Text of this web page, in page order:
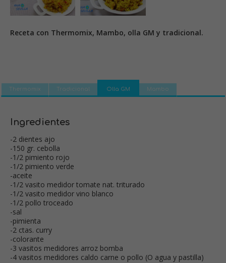
Receta con Thermomix, Mambo, olla GM y tradicional.
Thermomix Tradicional Olla GM Mambo
Ingredientes
-2 dientes ajo
-150 gr. cebolla
-1/2 pimiento rojo
-1/2 pimiento verde
-aceite
-1/2 vasito medidor tomate nat. triturado
-1/2 vasito medidor vino blanco
-1/2 pollo troceado
-sal
-pimienta
-2 ctas. curry
-colorante
-3 vasitos medidores arroz bomba
-4 vasitos medidores caldo carne o pollo (O agua y pastilla)